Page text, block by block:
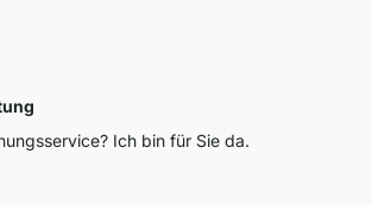
Ich bin für Sie da.